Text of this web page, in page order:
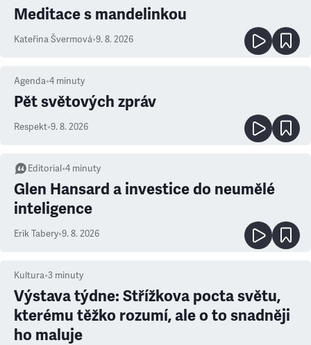
Meditace s mandelinkou
Kateřina Švermová•9. 8. 2026
Agenda•4 minuty
Pět světových zpráv
Respekt•9. 8. 2026
Editorial •4 minuty
Glen Hansard a investice do neumělé
inteligence
Erik Tabery•9. 8. 2026
Kultura•3 minuty
Výstava týdne: Střížkova pocta světu,
kterému těžko rozumí, ale o to snadněji
ho maluje